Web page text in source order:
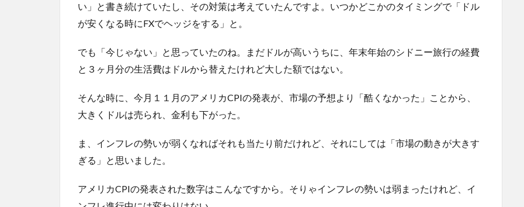
い」と書き続けていたし、その対策は考えていたんですよ。いつかどこかのタイミングで「ドル
が安くなる時にFXでヘッジをする」と。
でも「今じゃない」と思っていたのね。まだドルが高いうちに、年末年始のシドニー旅行の経費
と３ヶ月分の生活費はドルから替えたけれど大した額ではない。
そんな時に、今月１１月のアメリカCPIの発表が、市場の予想より「酷くなかった」ことから、
大きくドルは売られ、金利も下がった。
ま、インフレの勢いが弱くなればそれも当たり前だけれど、それにしては「市場の動きが大きす
ぎる」と思いました。
アメリカCPIの発表された数字はこんなですから。そりゃインフレの勢いは弱まったけれど、イ